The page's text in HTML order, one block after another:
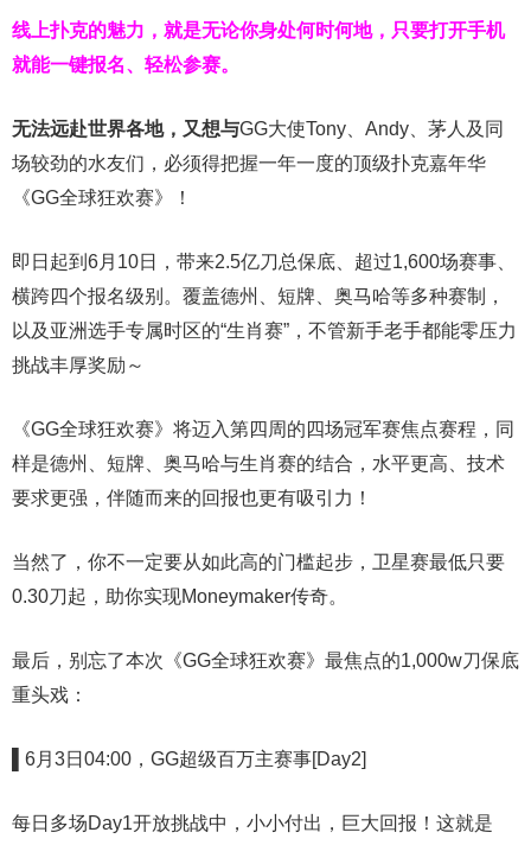
线上扑克的魅力，就是无论你身处何时何地，只要打开手机
就能一键报名、轻松参赛。
无法远赴世界各地，又想与GG大使Tony、Andy、茅人及同
场较劲的水友们，必须得把握一年一度的顶级扑克嘉年华
《GG全球狂欢赛》！
即日起到6月10日，带来2.5亿刀总保底、超过1,600场赛事、
横跨四个报名级别。 覆盖德州、短牌、奥马哈等多种赛制，
以及亚洲选手专属时区的“生肖赛”，不管新手老手都能零压力
挑战丰厚奖励～
《GG全球狂欢赛》将迈入第四周的四场冠军赛焦点赛程，同
样是德州、短牌、奥马哈与生肖赛的结合，水平更高、技术
要求更强，伴随而来的回报也更有吸引力！
当然了，你不一定要从如此高的门槛起步，卫星赛最低只要
0.30刀起，助你实现Moneymaker传奇。
最后，别忘了本次《GG全球狂欢赛》最焦点的1,000w刀保底
重头戏：
▌6月3日04:00，GG超级百万主赛事[Day2]
每日多场Day1开放挑战中，小小付出，巨大回报！这就是